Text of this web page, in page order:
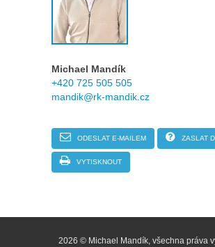
Michael Mandík
+420 725 505 505
mandik@rk-mandik.cz
ODESLAT E-MAILEM ZASLAT
VYTISKNOUT
2026 © Michael Mandík, všechna práva